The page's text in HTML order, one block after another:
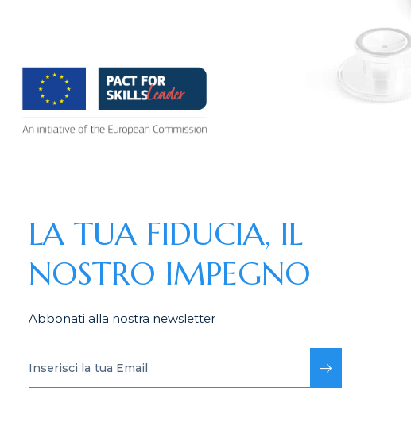
LA TUA FIDUCIA, IL
NOSTRO IMPEGNO
Abbonati alla nostra newsletter